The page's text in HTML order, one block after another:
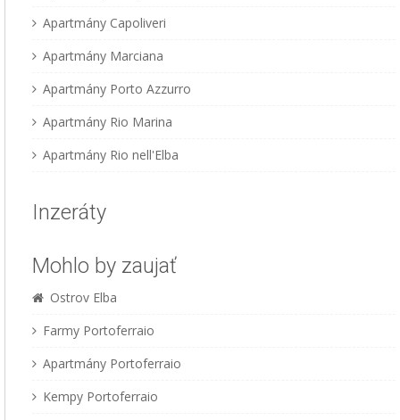
Apartmány Capoliveri
Apartmány Marciana
Apartmány Porto Azzurro
Apartmány Rio Marina
Apartmány Rio nell'Elba
Inzeráty
Mohlo by zaujať
Ostrov Elba
Farmy Portoferraio
Apartmány Portoferraio
Kempy Portoferraio